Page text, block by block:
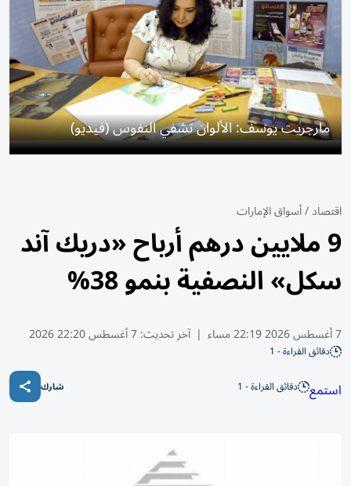
مارجريت يوسف: الألوان تشفي النفوس (فيديو)
اقتصاد/أسواق الإمارات
9 ملايين درهم أرباح «دريك آند
سكل» النصفية بنمو 38%
7 أغسطس 2026 22:19 مساء | آخر تحديث:7 أغسطس 22:20 2026
دقائق القراءة - 1
استمع دقائق القراءة - 1 شارك